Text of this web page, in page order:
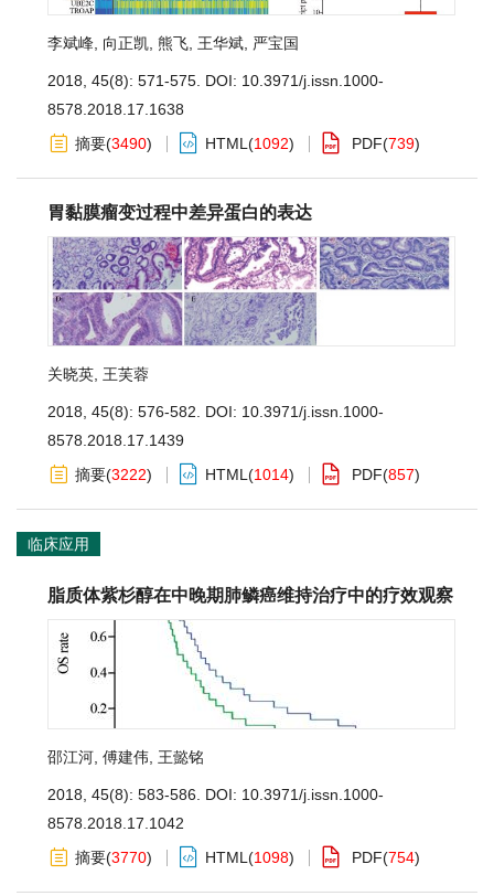
李斌峰 向正凯 熊飞 王华斌 严宝国
2018, 45(8): 571-575. DOI: 10.3971/j.issn.1000-
8578.2018.17.1638
摘要(3490) HTML (1092) PDF(739)
胃黏膜瘤变过程中差异蛋白的表达
关晓英 王芙蓉
2018, 45(8): 576-582. DOI: 10.3971/j.issn.1000-
8578.2018.17.1439
摘要(3222) HTML (1014) PDF(857)
临床应用
脂质体紫杉醇在中晚期肺鳞癌维持治疗中的疗效观察
邵江河 傅建伟 王懿铭
2018, 45(8): 583-586. DOI: 10.3971/j.issn.1000-
8578.2018.17.1042
摘要(3770) HTML (1098) PDF(754)